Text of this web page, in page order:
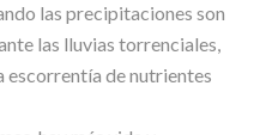
las precipitaciones son
las lluvias torrenciales,
escorrentía de nutrientes